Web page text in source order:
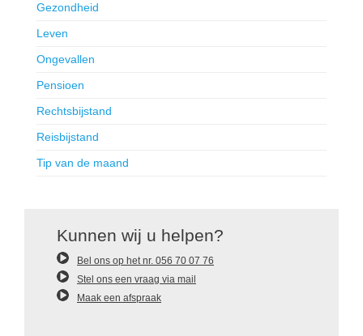
Gezondheid
Leven
Ongevallen
Pensioen
Rechtsbijstand
Reisbijstand
Tip van de maand
Kunnen wij u helpen?
Bel ons op het nr. 056 70 07 76
Stel ons een vraag via mail
Maak een afspraak